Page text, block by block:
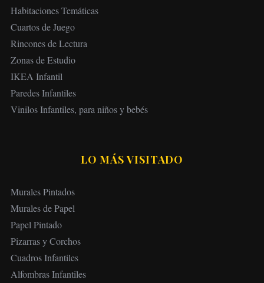
c
i
ó
n
d
e
e
d
a
s
Habitaciones Temáticas
Cuartos de Juego
Rincones de Lectura
Zonas de Estudio
IKEA Infantil
Paredes Infantiles
Vinilos Infantiles, para niños y bebés
LO MÁS VISITADO
Murales Pintados
Murales de Papel
Papel Pintado
Pizarras y Corchos
Cuadros Infantiles
Alfombras Infantiles